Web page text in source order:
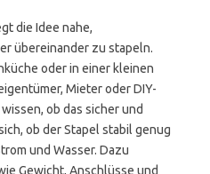
die Idee nahe,
übereinander zu stapeln.
oder in einer kleinen
Mieter oder DIY-
ob das sicher und
ob der Stapel stabil genug
und Wasser. Dazu
Gewicht, Anschlüsse und